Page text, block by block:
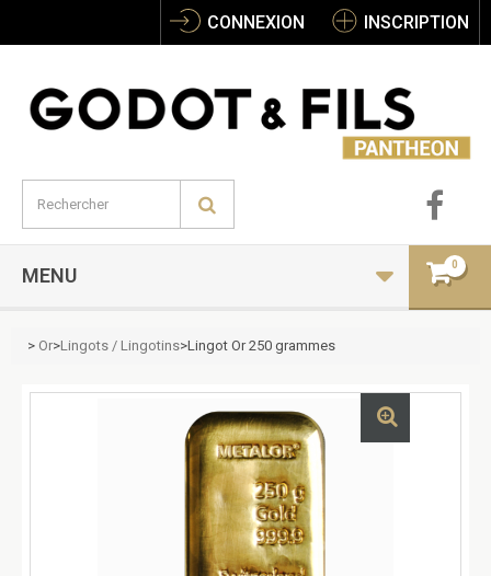
CONNEXION INSCRIPTION
MENU 0
> Or>Lingots / Lingotins>Lingot Or 250 grammes